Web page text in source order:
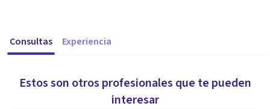
Consultas Experiencia
Estos son otros profesionales que te pueden
interesar